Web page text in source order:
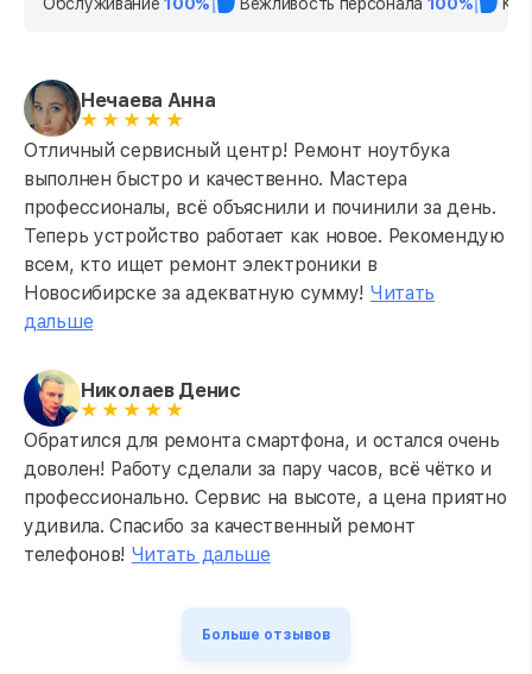
Нечаева Анна
Отличный сервисный центр! Ремонт ноутбука
выполнен быстро и качественно. Мастера
профессионалы, всё объяснили и починили за день.
Теперь устройство работает как новое. Рекомендую
всем, кто ищет ремонт электроники в
Новосибирске за адекватную сумму! Читать
дальше
Николаев Денис
Обратился для ремонта смартфона, и остался очень
доволен! Работу сделали за пару часов, всё чётко и
профессионально. Сервис на высоте, а цена приятно
удивила. Спасибо за качественный ремонт
телефонов! Читать дальше
Больше отзывов